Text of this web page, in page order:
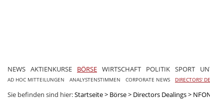
NEWS AKTIENKURSE BÖRSE WIRTSCHAFT POLITIK SPORT
AD HOC MITTEILUNGEN ANALYSTENSTIMMEN CORPORATE NEWS DIRECTORS'
Sie befinden sind hier:Startseite> Börse> Directors Dealings>